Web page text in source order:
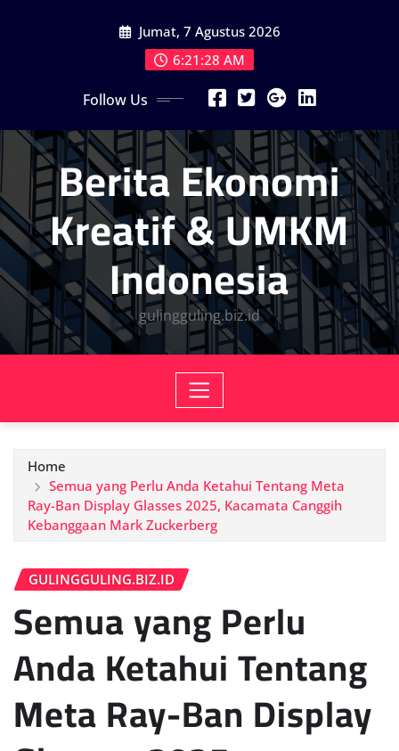
Jumat, 7 Agustus 2026
6:21:30 AM
Follow Us
Berita Ekonomi
Kreatif & UMKM
Indonesia
gulingguling.biz.id
Home
Semua yang Perlu Anda Ketahui Tentang Meta
Ray-Ban Display Glasses 2025, Kacamata Canggih
Kebanggaan Mark Zuckerberg
GULINGGULING.BIZ.ID
Semua yang Perlu
Anda Ketahui Tentang
Meta Ray-Ban Display